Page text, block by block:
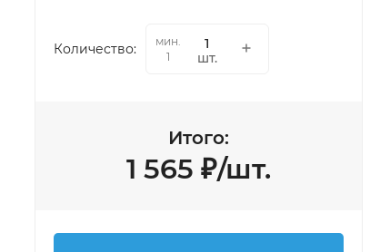
Количество:
мин.
1
шт.
Итого:
1 565 ₽/шт.